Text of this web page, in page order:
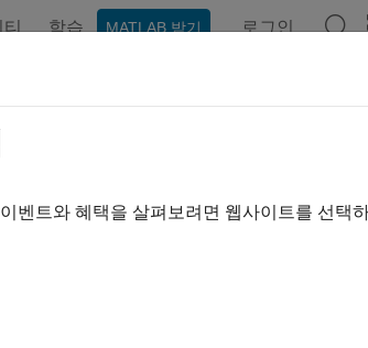
학습 MATLAB 받기 로그인
선 피팅기
이터에 곡선 및 곡면 피팅
벤트와 혜택을 살펴보려면 웹사이트를 선택